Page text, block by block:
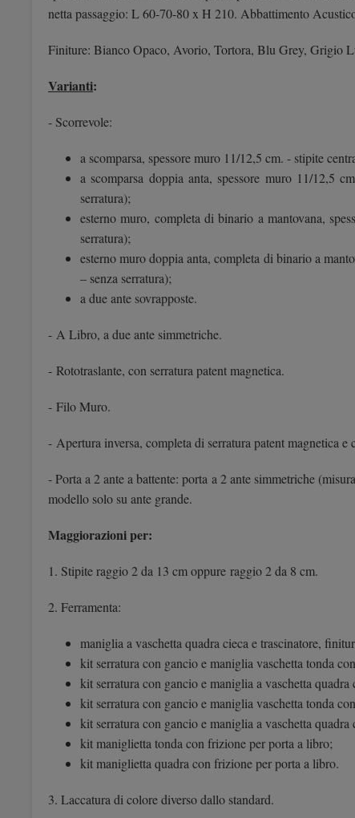
netta passaggio: L 60-70-80 x H 210. Abbattimento
Finiture: Bianco Opaco, Avorio, Tortora, Blu Grey, Grigio
Varianti:
- Scorrevole:
a scomparsa, spessore muro 11/12,5 cm. - stipite
a scomparsa doppia anta, spessore muro 11/12,5
serratura);
esterno muro, completa di binario a mantovana,
serratura);
esterno muro doppia anta, completa di binario a
– senza serratura);
a due ante sovrapposte.
- A Libro, a due ante simmetriche.
- Rototraslante, con serratura patent magnetica.
- Filo Muro.
- Apertura inversa, completa di serratura patent magnetica e
- Porta a 2 ante a battente: porta a 2 ante simmetriche
modello solo su ante grande.
Maggiorazioni per:
1. Stipite raggio 2 da 13 cm oppure raggio 2 da 8 cm.
2. Ferramenta:
maniglia a vaschetta quadra cieca e trascinatore,
kit serratura con gancio e maniglia vaschetta tonda
kit serratura con gancio e maniglia a vaschetta
kit serratura con gancio e maniglia vaschetta tonda
kit serratura con gancio e maniglia a vaschetta
kit maniglietta tonda con frizione per porta a libro;
kit maniglietta quadra con frizione per porta a libro.
3. Laccatura di colore diverso dallo standard.